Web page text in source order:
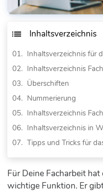
Inhaltsverzeichnis
Inhaltsverzeichnis
Überschiften
Nummerierung
Inhaltsverzeichnis
Inhaltsverzeichnis in
Für Deine Facharbeit
wichtige Funktion. Er